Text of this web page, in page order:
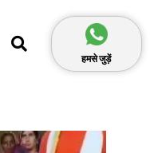
हमसे जुड़ें